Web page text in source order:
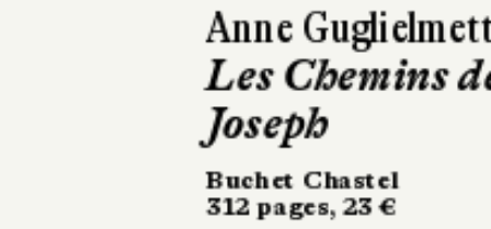
Paul Thurin
Le Livre de
Joan
Le Livre de Poche
336 pages, 8,90 €